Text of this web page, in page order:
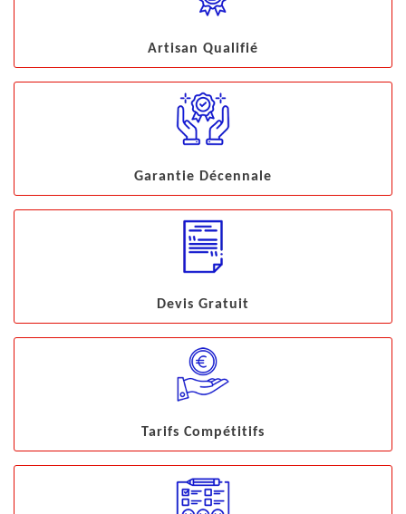
Artisan Qualifié
Garantie Décennale
Devis Gratuit
Tarifs Compétitifs